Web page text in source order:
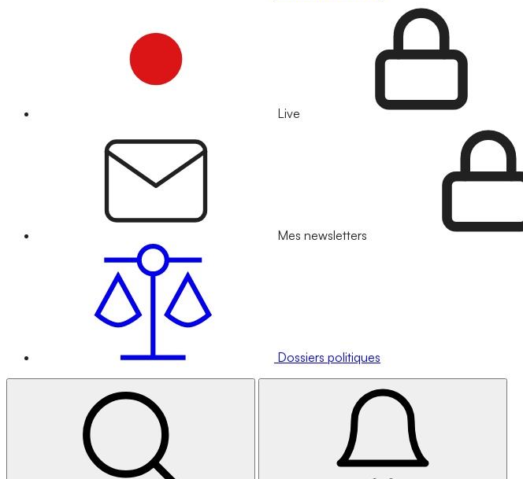
Live
Mes newsletters
Dossiers politiques